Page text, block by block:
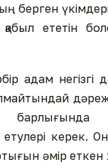
берген
ететін
адам негізгі
барлығында
керек.
әмір еткен